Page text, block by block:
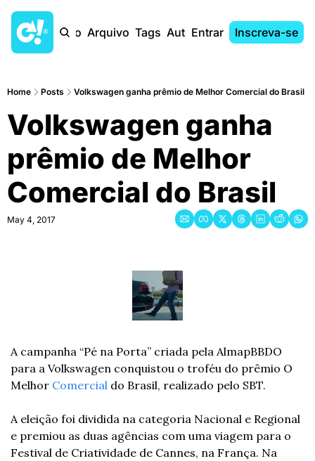
Início Arquivo Tags AutoresEntrar Inscreva-se
Home Posts Volkswagen ganha prêmio de Melhor Comercial do Brasil
Volkswagen ganha
prêmio de Melhor
Comercial do Brasil
May 4, 2017
A campanha “Pé na Porta” criada pela AlmapBBDO
para a Volkswagen conquistou o troféu do prêmio O
Melhor Comercial do Brasil, realizado pelo SBT.
A eleição foi dividida na categoria Nacional e Regional
e premiou as duas agências com uma viagem para o
Festival de Criatividade de Cannes, na França. Na